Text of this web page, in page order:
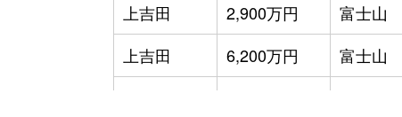
上吉田
2,900万円 富士山
上吉田
6,200万円 富士山